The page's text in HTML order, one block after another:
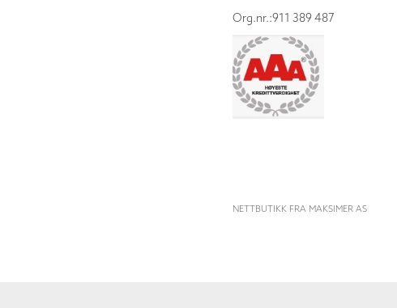
Org.nr.:911 389 487
NETTBUTIKK FRA MAKSIMER AS